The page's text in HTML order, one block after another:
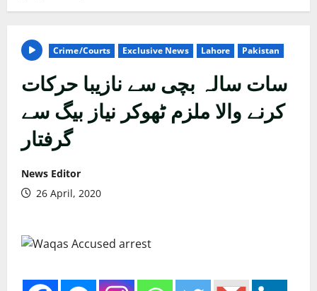
Crime/Courts Exclusive News Lahore Pakistan
سات سالہ بچی سے نازیبا حرکات
کرنے والا ملزم ٹھوکر نیاز بیگ سے
گرفتار
News Editor
26 April, 2020